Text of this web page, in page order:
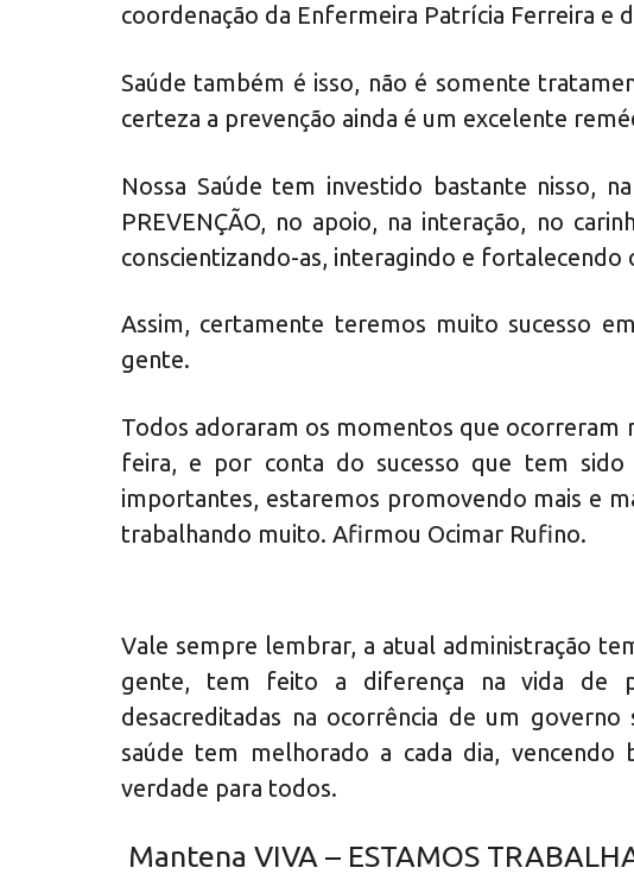
coordenação da Enfermeira Patrícia Ferreira e
Saúde também é isso, não é somente
certeza a prevenção ainda é um excelente
Nossa Saúde tem investido bastante nisso, na
PREVENÇÃO, no apoio, na interação, no
conscientizando-as, interagindo e fortalecendo
Assim, certamente teremos muito sucesso
gente.
Todos adoraram os momentos que ocorreram
feira, e por conta do sucesso que tem
importantes, estaremos promovendo mais e
trabalhando muito. Afirmou Ocimar Rufino.
Vale sempre lembrar, a atual administração
gente, tem feito a diferença na vida de
desacreditadas na ocorrência de um
saúde tem melhorado a cada dia, vencendo
verdade para todos.
Mantena VIVA – ESTAMOS